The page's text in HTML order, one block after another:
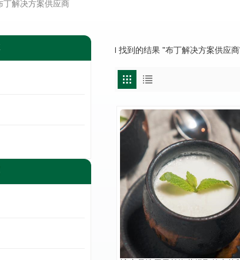
丁解决方案供应商
1 找到的结果 "布丁解决方案供应